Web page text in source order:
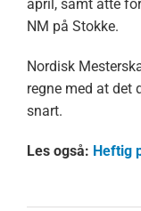
april, samt åtte
NM på Stokke.
Nordisk
regne med at det
snart.
Les også: Heftig